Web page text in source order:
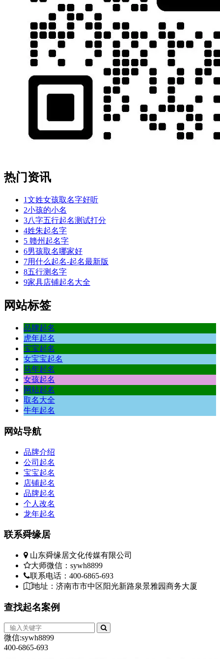
热门资讯
1文姓女孩取名字好听
2小孩的小名
3八字五行起名测试打分
4姓朱起名字
5 赣州起名字
6男孩取名哪家好
7用什么起名-起名最新版
8五行测名字
9家具店铺起名大全
网站标签
品牌起名
虎年起名
宝宝起名
女宝宝起名
马年起名
女孩起名
网站起名
取名大全
牛年起名
网站导航
品牌介绍
公司起名
宝宝起名
店铺起名
品牌起名
个人改名
龙年起名
联系舜缘居
山东舜缘居文化传媒有限公司
大师微信：sywh8899
联系电话：400-6865-693
地址：济南市市中区阳光新路泉景雅园商务大厦
查找起名案例
微信:sywh8899
400-6865-693